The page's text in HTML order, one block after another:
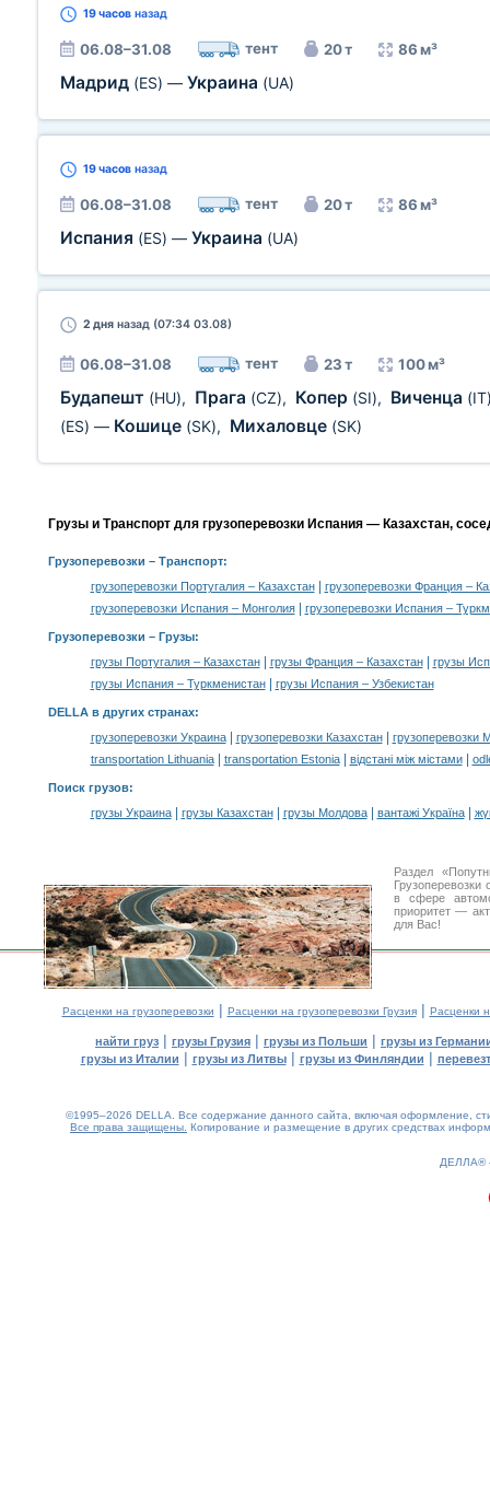
19 часов назад
06.08–31.08 тент 20 т 86 м³
Мадрид (ES) — Украина (UA)
19 часов назад
06.08–31.08 тент 20 т 86 м³
Испания (ES) — Украина (UA)
2 дня назад (07:34 03.08)
06.08–31.08 тент 23 т 100 м³
Будапешт (HU), Прага (CZ), Копер (SI), Виченца
(ES) — Кошице (SK), Михаловце (SK)
Грузы и Транспорт для грузоперевозки Испания — Казахстан,
Грузоперевозки – Транспорт:
грузоперевозки Португалия – Казахстан|
грузоперевозки Франция –
грузоперевозки Испания – Монголия| грузоперевозки Испания –
Грузоперевозки – Грузы:
грузы Португалия – Казахстан| грузы Франция – Казахстан|
грузы
грузы Испания – Туркменистан| грузы Испания – Узбекистан
DELLA в других странах:
грузоперевозки Украина| грузоперевозки Казахстан|
грузоперевозки
transportation Lithuania| transportation Estonia| відстані між містами|
Поиск грузов:
грузы Украина| грузы Казахстан| грузы Молдова| вантажі Україна|
Раздел
в сфере
приоритет —
для Вас!
Расценки на грузоперевозки | Расценки на грузоперевозки Грузия| Расценки
найти груз | грузы Грузия | грузы из Польши | грузы из
грузы из Италии | грузы из Литвы| грузы из Финляндии |
©1995–2026 DELLA. Все содержание данного сайта, включая оформление,
Все права защищены. Копирование и размещение в других средствах